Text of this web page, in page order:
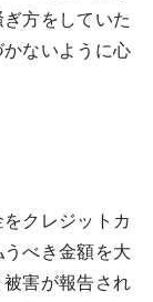
方をしていた
ないように心
クレジットカ
べき金額を大
害が報告され